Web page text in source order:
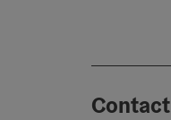
Contact